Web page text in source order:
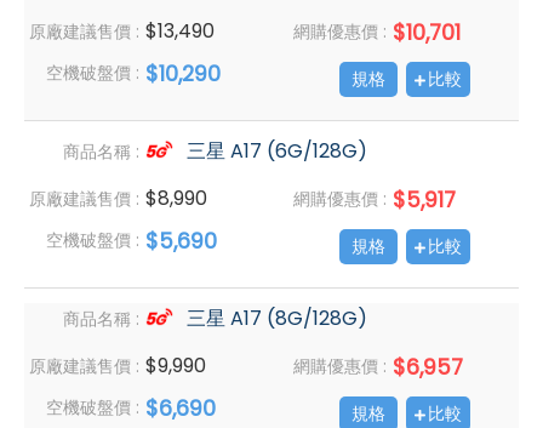
原廠建議售價 : $13,490 網購優惠價 : $10,701
空機破盤價 : $10,290 規格 比較
商品名稱 : 三星 A17 (6G/128G)
原廠建議售價 : $8,990 網購優惠價 : $5,917
空機破盤價 : $5,690 規格 比較
商品名稱 : 三星 A17 (8G/128G)
原廠建議售價 : $9,990 網購優惠價 : $6,957
空機破盤價 : $6,690 規格 比較